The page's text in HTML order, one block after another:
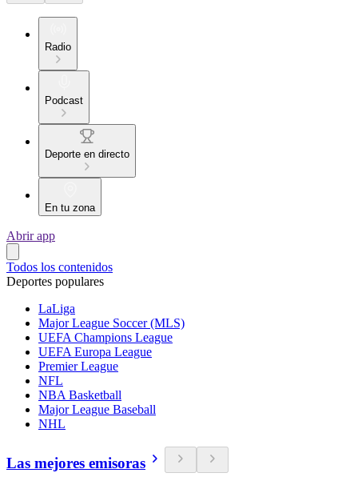
Radio
Podcast
Deporte en directo
En tu zona
Abrir app
Todos los contenidos
Deportes populares
LaLiga
Major League Soccer (MLS)
UEFA Champions League
UEFA Europa League
Premier League
NFL
NBA Basketball
Major League Baseball
NHL
Las mejores emisoras